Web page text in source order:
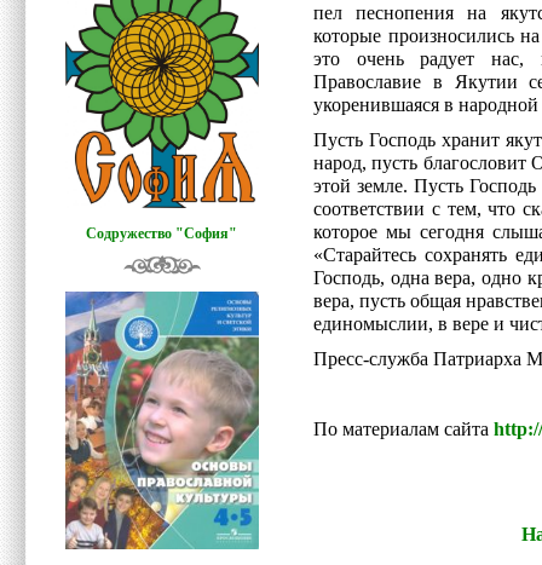
Содружество "София"
пел песнопения на
которые произносились
это очень радует нас,
Православие в Якутии
укоренившаяся в
Пусть Господь хранит
народ, пусть благословит
этой земле. Пусть
соответствии с тем, что
которое мы сегодня
«Старайтесь сохранять
Господь, одна вера, одно
вера, пусть общая
единомыслии, в вере и
Пресс-служба Патриарха
По материалам сайта